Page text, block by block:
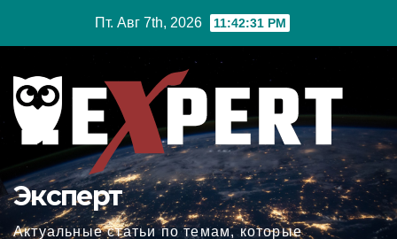
Пт. Авг 7th, 2026 11:42:31 PM
Эксперт
Актуальные статьи по темам, которые